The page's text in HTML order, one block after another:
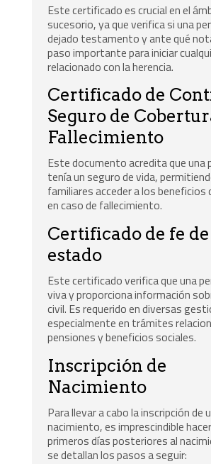
Este certificado es crucial en el
sucesorio, ya que verifica si una
dejado testamento y ante qué
paso importante para iniciar
relacionado con la herencia.
Certificado de
Seguro de
Fallecimiento
Este documento acredita que una
tenía un seguro de vida,
familiares acceder a los beneficios
en caso de fallecimiento.
Certificado de fe
estado
Este certificado verifica que una
viva y proporciona información
civil. Es requerido en diversas
especialmente en trámites
pensiones y beneficios sociales.
Inscripción de
Nacimiento
Para llevar a cabo la inscripción de
nacimiento, es imprescindible
primeros días posteriores al
se detallan los pasos a seguir: